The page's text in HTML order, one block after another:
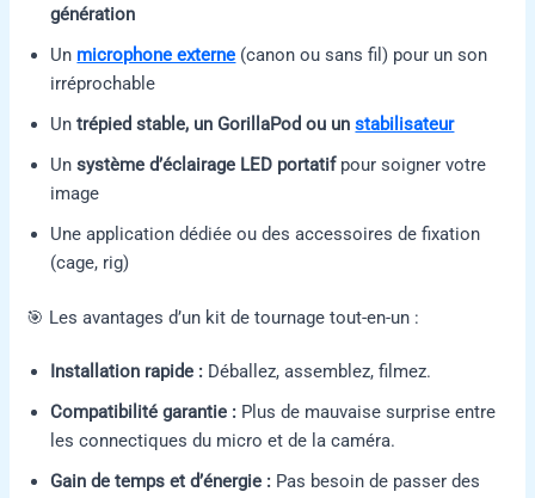
génération
Un microphone externe (canon ou sans fil) pour un son
irréprochable
Untrépied stable, un GorillaPod ou unstabilisateur
Unsystème d’éclairage LED portatifpour soigner votre
image
Une application dédiée ou des accessoires de fixation
(cage, rig)
🎯 Les avantages d’un kit de tournage tout-en-un :
Installation rapide : Déballez, assemblez, filmez.
Compatibilité garantie : Plus de mauvaise surprise entre
les connectiques du micro et de la caméra.
Gain de temps et d’énergie : Pas besoin de passer des